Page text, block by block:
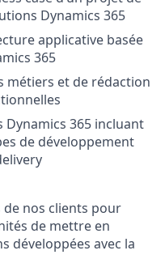
Dynamics 365
applicative basée
365
métiers et de rédaction
365 incluant
de développement
de nos clients pour
de mettre en
développées avec la